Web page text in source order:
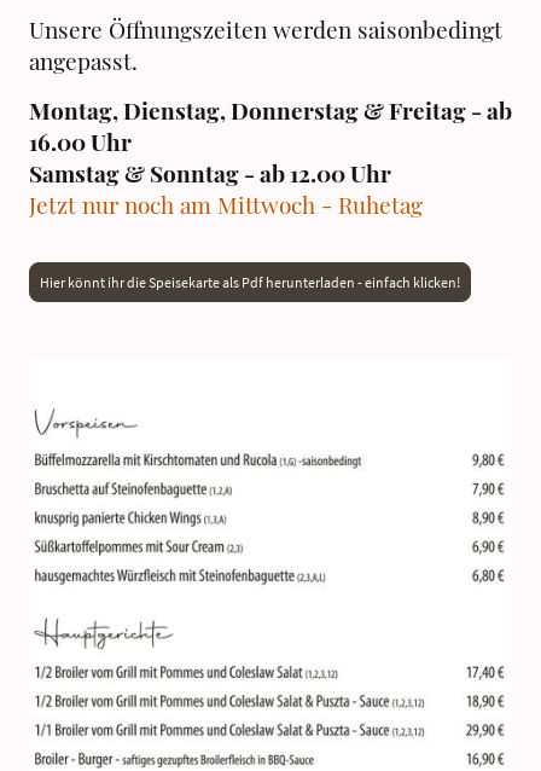
Unsere Öffnungszeiten werden saisonbedingt
angepasst.
Montag, Dienstag, Donnerstag & Freitag - ab
16.00 Uhr
Samstag & Sonntag - ab 12.00 Uhr
Jetzt nur noch am Mittwoch - Ruhetag
Hier könnt ihr die Speisekarte als Pdf herunterladen - einfach klicken!